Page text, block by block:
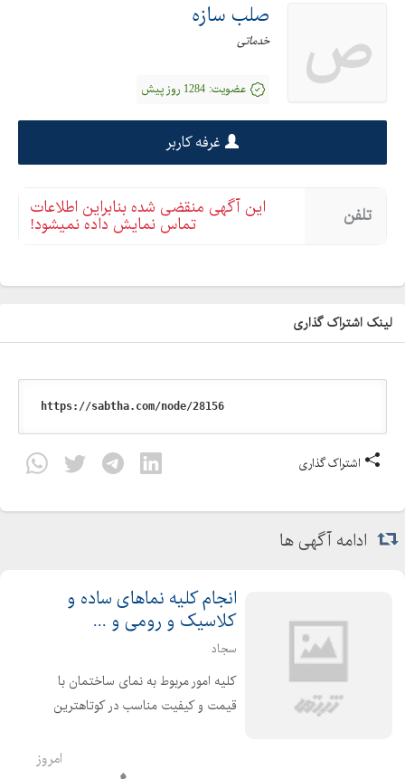
ص صلب سازه
خدماتی
عضویت: 1284 روز پیش
غرفه کاربر
تلفن این آگهی منقضی شده بنابراین اطلاعات
تماس نمایش داده نمیشود!
لینک اشتراک گذاری
اشتراک گذاری
ادامه آگهی ها
انجام کلیه نماهای ساده و
کلاسیک و رومی و ...
سجاد
کلیه امور مربوط به نمای ساختمان با
قیمت و کیفیت مناسب در کوتاهترین
انجام میدم انجام کلیه نماهای ساده وامروز